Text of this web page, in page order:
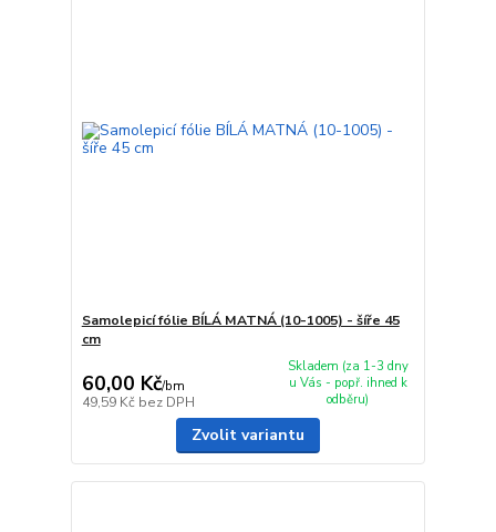
Samolepicí fólie BÍLÁ MATNÁ (10-1005) - šíře 45
cm
60,00 Kč/bm
49,59 Kč bez DPH
Skladem (za 1-3 dny
u Vás - popř. ihned k
odběru)
Zvolit variantu